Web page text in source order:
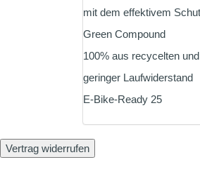
mit dem effektivem
Green Compound
100% aus recycelten
geringer Laufwiderstand
E-Bike-Ready 25
Vertrag widerrufen